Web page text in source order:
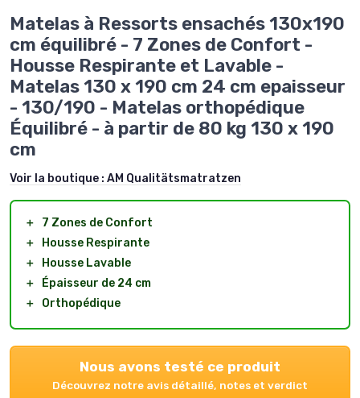
Matelas à Ressorts ensachés 130x190
cm équilibré - 7 Zones de Confort -
Housse Respirante et Lavable -
Matelas 130 x 190 cm 24 cm epaisseur
- 130/190 - Matelas orthopédique
Équilibré - à partir de 80 kg 130 x 190
cm
Voir la boutique : AM Qualitätsmatratzen
＋
7 Zones de Confort
＋
Housse Respirante
＋
Housse Lavable
＋
Épaisseur de 24 cm
＋
Orthopédique
Nous avons testé ce produit
Découvrez notre avis détaillé, notes et verdict